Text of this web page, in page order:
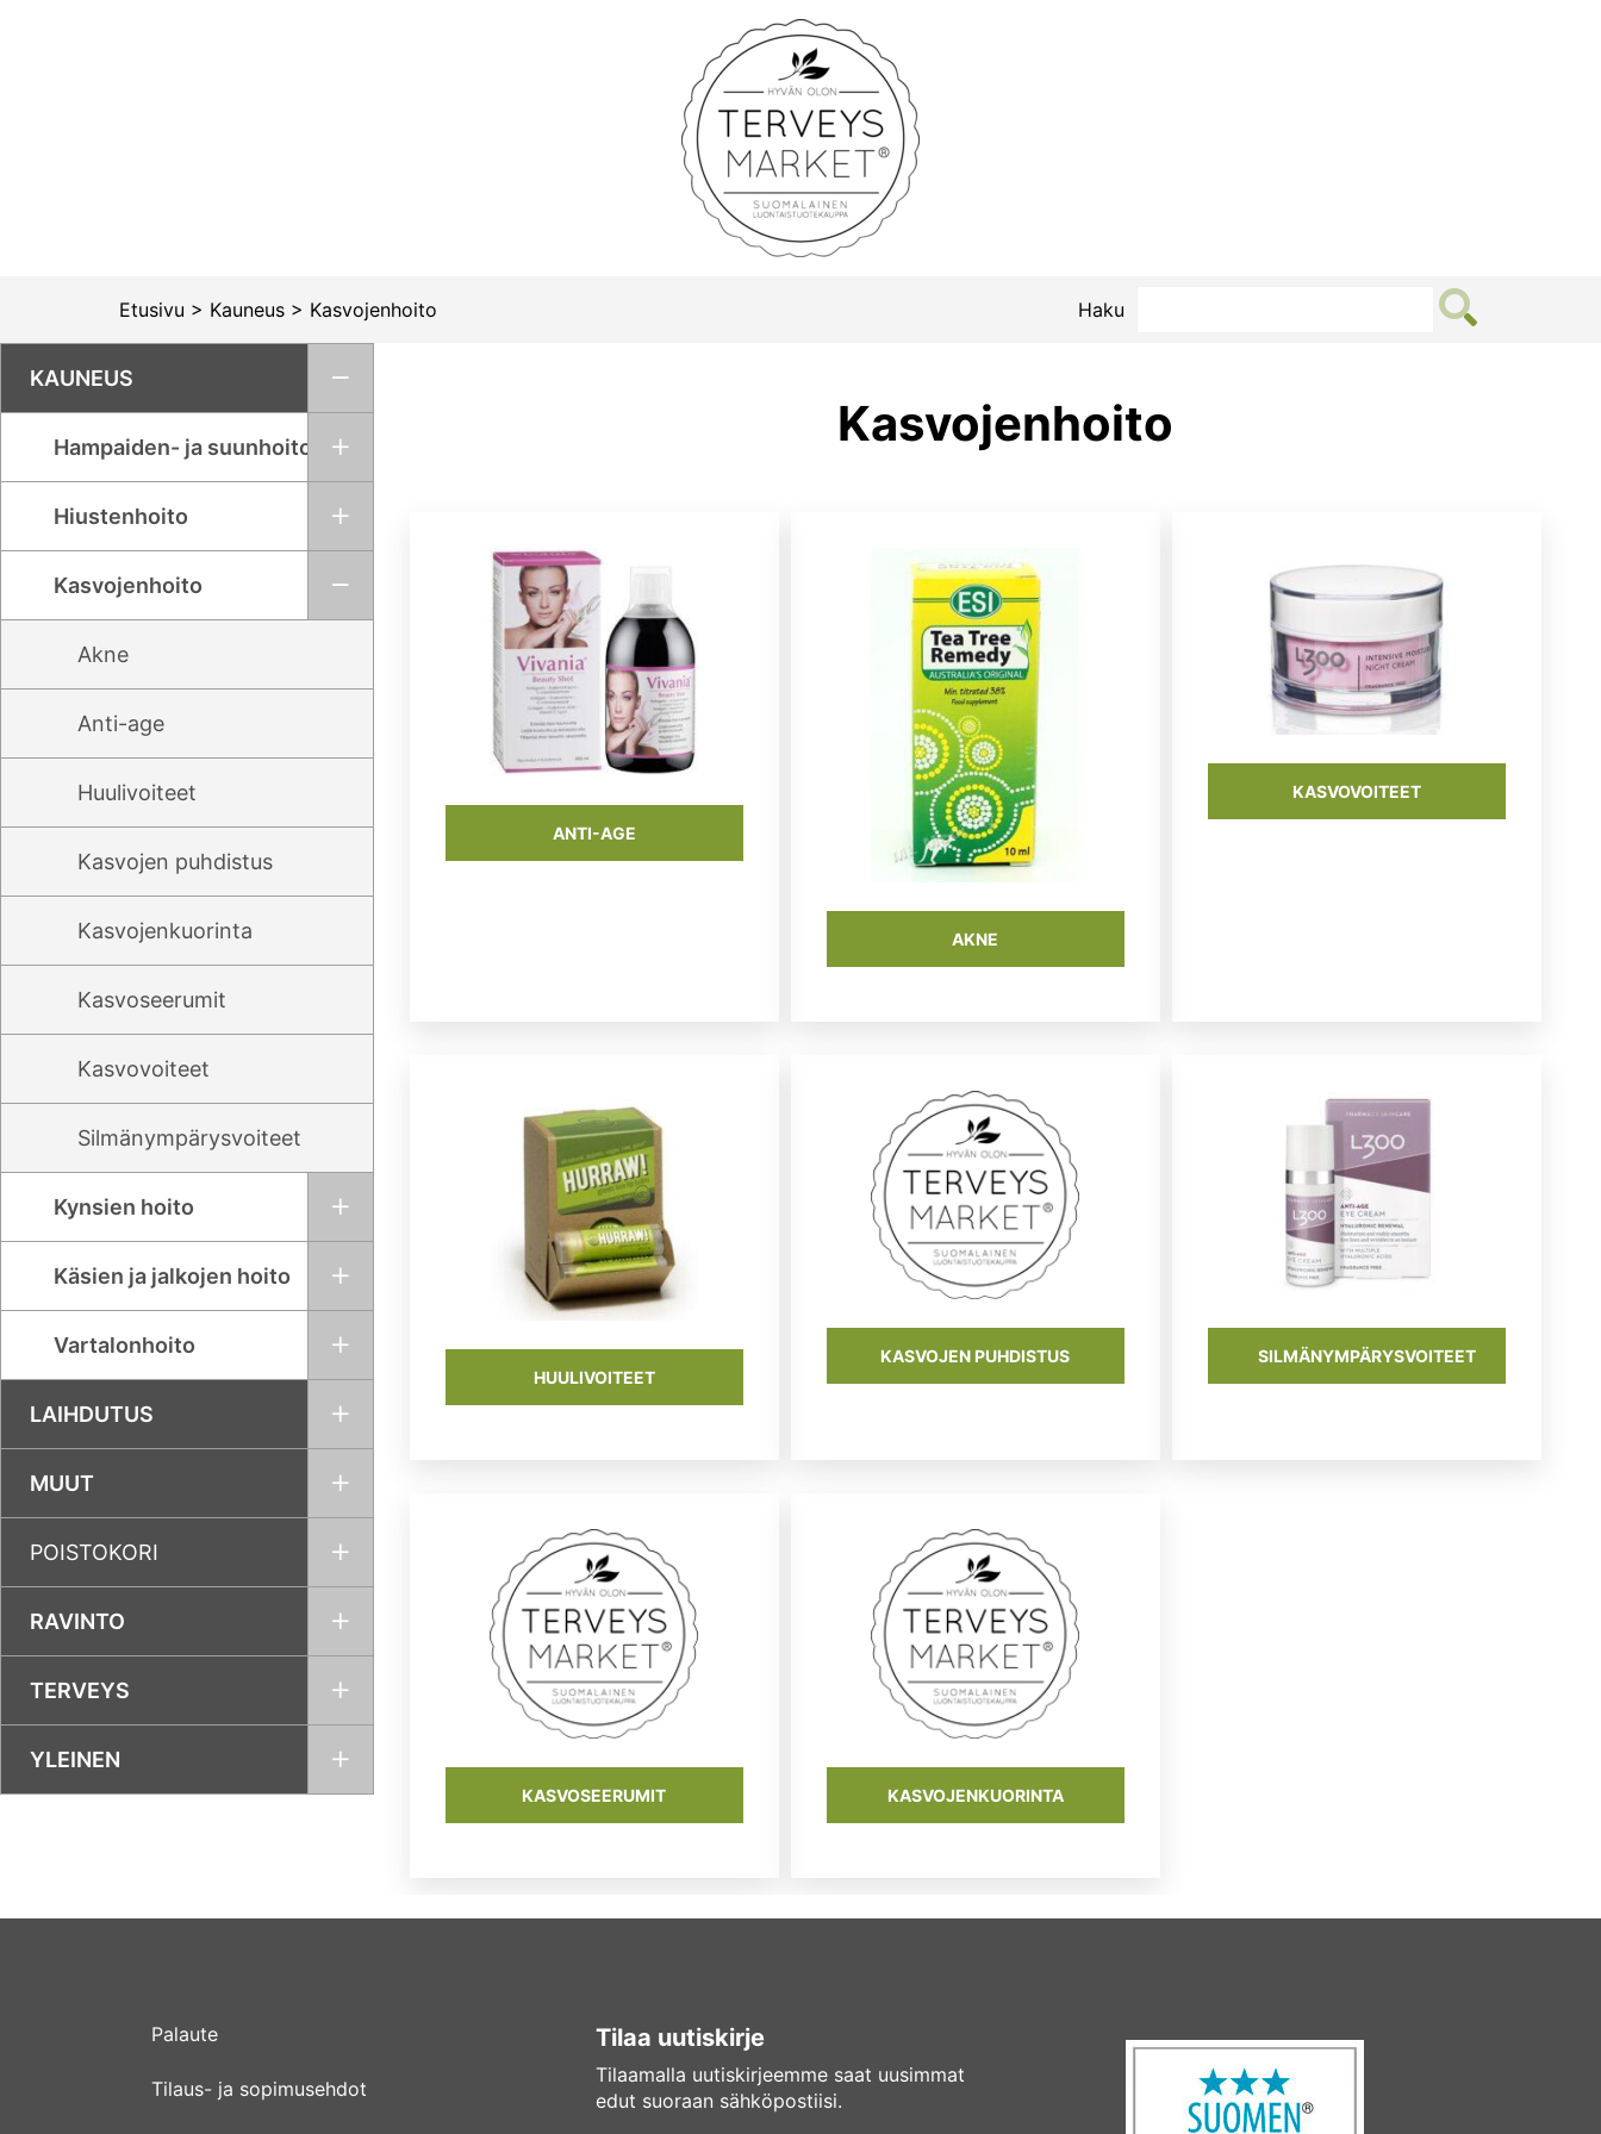
Terveysmarket
Etusivu > Kauneus > Kasvojenhoito Haku
KAUNEUS
Hampaiden- ja suunhoito
Hiustenhoito
Kasvojenhoito
Akne
Anti-age
Huulivoiteet
Kasvojen puhdistus
Kasvojenkuorinta
Kasvoseerumit
Kasvovoiteet
Silmänympärysvoiteet
Kynsien hoito
Käsien ja jalkojen hoito
Vartalonhoito
LAIHDUTUS
MUUT
POISTOKORI
RAVINTO
TERVEYS
YLEINEN
Kasvojenhoito
ANTI-AGE
AKNE
KASVOVOITEET
HUULIVOITEET
KASVOJEN PUHDISTUS SILMÄNYMPÄRYSVOITEET
KASVOSEERUMIT KASVOJENKUORINTA
Palaute
Tilaus- ja sopimusehdot
Tilaa uutiskirje
Tilaamalla uutiskirjeemme saat uusimmat
edut suoraan sähköpostiisi.